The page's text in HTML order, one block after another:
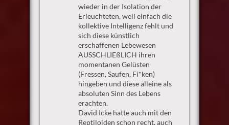
wieder in der Isolation der
Erleuchteten, weil einfach die
kollektive Intelligenz fehlt und
sich diese künstlich
erschaffenen Lebewesen
AUSSCHLIEßLICH ihren
momentanen Gelüsten
(Fressen, Saufen, Fi*ken)
hingeben und diese alleine als
absoluten Sinn des Lebens
erachten.
David Icke hatte auch mit den
Reptiloiden schon recht, auch